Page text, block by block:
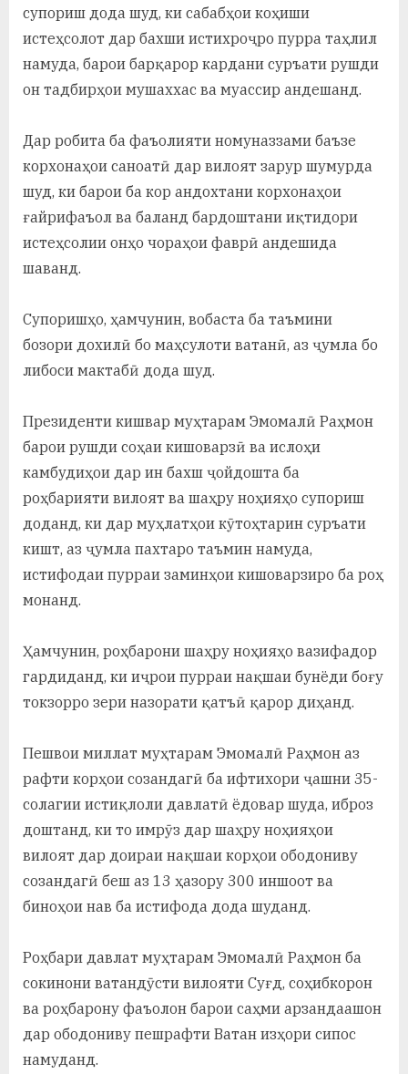
супориш дода шуд, ки сабабҳои коҳиши
истеҳсолот дар бахши истихроҷро пурра таҳлил
намуда, барои барқарор кардани суръати рушди
он тадбирҳои мушаххас ва муассир андешанд.
Дар робита ба фаъолияти номуназзами баъзе
корхонаҳои саноатӣ дар вилоят зарур шумурда
шуд, ки барои ба кор андохтани корхонаҳои
ғайрифаъол ва баланд бардоштани иқтидори
истеҳсолии онҳо чораҳои фаврӣ андешида
шаванд.
Супоришҳо, ҳамчунин, вобаста ба таъмини
бозори дохилӣ бо маҳсулоти ватанӣ, аз ҷумла бо
либоси мактабӣ дода шуд.
Президенти кишвар муҳтарам Эмомалӣ Раҳмон
барои рушди соҳаи кишоварзӣ ва ислоҳи
камбудиҳои дар ин бахш ҷойдошта ба
роҳбарияти вилоят ва шаҳру ноҳияҳо супориш
доданд, ки дар муҳлатҳои кӯтоҳтарин суръати
кишт, аз ҷумла пахтаро таъмин намуда,
истифодаи пурраи заминҳои кишоварзиро ба роҳ
монанд.
Ҳамчунин, роҳбарони шаҳру ноҳияҳо вазифадор
гардиданд, ки иҷрои пурраи нақшаи бунёди боғу
токзорро зери назорати қатъӣ қарор диҳанд.
Пешвои миллат муҳтарам Эмомалӣ Раҳмон аз
рафти корҳои созандагӣ ба ифтихори ҷашни 35-
солагии истиқлоли давлатӣ ёдовар шуда, иброз
доштанд, ки то имрӯз дар шаҳру ноҳияҳои
вилоят дар доираи нақшаи корҳои ободониву
созандагӣ беш аз 13 ҳазору 300 иншоот ва
биноҳои нав ба истифода дода шуданд.
Роҳбари давлат муҳтарам Эмомалӣ Раҳмон ба
сокинони ватандӯсти вилояти Суғд, соҳибкорон
ва роҳбарону фаъолон барои саҳми арзандаашон
дар ободониву пешрафти Ватан изҳори сипос
намуданд.